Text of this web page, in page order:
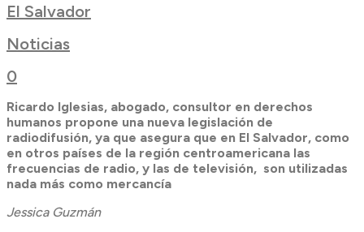
El Salvador
Noticias
0
Ricardo Iglesias, abogado, consultor en derechos
humanos propone una nueva legislación de
radiodifusión, ya que asegura que en El Salvador, como
en otros países de la región centroamericana las
frecuencias de radio, y las de televisión, son utilizadas
nada más como mercancía
Jessica Guzmán